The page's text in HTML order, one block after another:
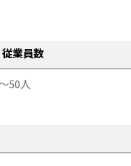
従業員数
～50人